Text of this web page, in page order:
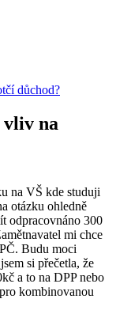
důchod?
vliv na
na VŠ kde studuji
otázku ohledně
odpracovnáno 300
mi chce
Budu moci
si přečetla, že
a to na DPP nebo
kombinovanou